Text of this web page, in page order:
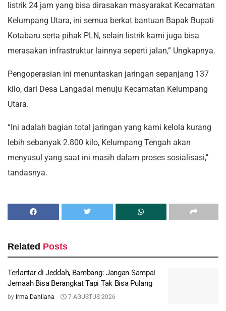
listrik 24 jam yang bisa dirasakan masyarakat Kecamatan
Kelumpang Utara, ini semua berkat bantuan Bapak Bupati
Kotabaru serta pihak PLN, selain listrik kami juga bisa
merasakan infrastruktur lainnya seperti jalan,” Ungkapnya.
Pengoperasian ini menuntaskan jaringan sepanjang 137
kilo, dari Desa Langadai menuju Kecamatan Kelumpang
Utara.
“Ini adalah bagian total jaringan yang kami kelola kurang
lebih sebanyak 2.800 kilo, Kelumpang Tengah akan
menyusul yang saat ini masih dalam proses sosialisasi,’’
tandasnya.
Related Posts
Terlantar di Jeddah, Bambang: Jangan Sampai
Jemaah Bisa Berangkat Tapi Tak Bisa Pulang
by Irma Dahliana 7 AGUSTUS 2026